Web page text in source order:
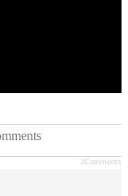
JComments